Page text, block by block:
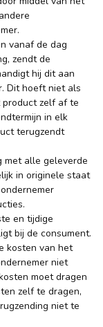
vanaf de dag
zendt de
hij dit aan
Dit hoeft niet als
zelf af te
in elk
terugzendt
met alle geleverde
in originele staat
en tijdige
bij de consument.
kosten van het
niet
moet dragen
zelf te dragen,
niet te